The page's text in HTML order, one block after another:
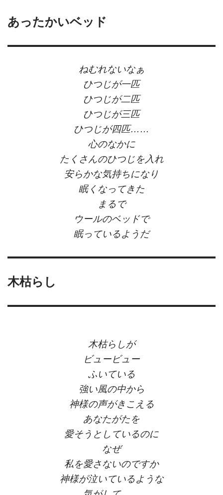
あったかいベッド
ねむれないなぁ
ひつじが一匹
ひつじが二匹
ひつじが三匹
ひつじが四匹……
心のなかに
たくさんのひつじを入れ
安らかな気持ちになり
眠くなってきた
まるで
ウールのベッドで
眠っているようだ
木枯らし
木枯らしが
ビュービュー
ふいている
強い風の中から
神様の声がきこえる
あなたがたを
愛そうとしているのに
なぜ
私を愛さないのですか
神様が泣いているような